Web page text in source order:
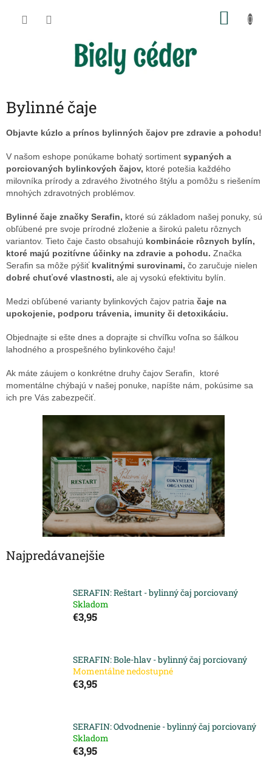
Bylinné čaje
Objavte kúzlo a prínos bylinných čajov pre zdravie a pohodu!
V našom eshope ponúkame bohatý sortiment sypaných a
porciovaných bylinkových čajov, ktoré potešia každého
milovníka prírody a zdravého životného štýlu a pomôžu s riešením
mnohých zdravotných problémov.
Bylinné čaje značky Serafin, ktoré sú základom našej ponuky, sú
obľúbené pre svoje prírodné zloženie a širokú paletu rôznych
variantov. Tieto čaje často obsahujú kombinácie rôznych bylín,
ktoré majú pozitívne účinky na zdravie a pohodu. Značka
Serafin sa môže pýšiť kvalitnými surovinami, čo zaručuje nielen
dobré chuťové vlastnosti, ale aj vysokú efektivitu bylín.
Medzi obľúbené varianty bylinkových čajov patria čaje na
upokojenie, podporu trávenia, imunity či detoxikáciu.
Objednajte si ešte dnes a doprajte si chvíľku voľna so šálkou
lahodného a prospešného bylinkového čaju!
Ak máte záujem o konkrétne druhy čajov Serafin, ktoré
momentálne chýbajú v našej ponuke, napíšte nám, pokúsime sa
ich pre Vás zabezpečiť.
Najpredávanejšie
SERAFIN: Reštart - bylinný čaj porciovaný
Skladom
€3,95
SERAFIN: Bole-hlav - bylinný čaj porciovaný
Momentálne nedostupné
€3,95
SERAFIN: Odvodnenie - bylinný čaj porciovaný
Skladom
€3,95